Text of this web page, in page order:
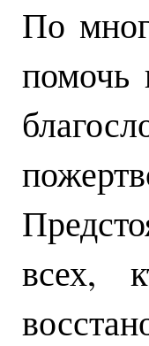
По
помочь
всех,